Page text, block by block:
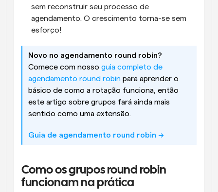
sem reconstruir seu processo de
agendamento. O crescimento torna-se sem
esforço!
Novo no agendamento round robin?
Comece com nosso guia completo de
agendamento round robin para aprender o
básico de como a rotação funciona, então
este artigo sobre grupos fará ainda mais
sentido como uma extensão.
Guia de agendamento round robin ->
Como os grupos round robin
funcionam na prática